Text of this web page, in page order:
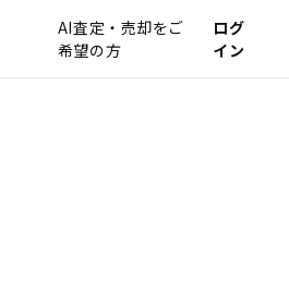
AI査定・売却をご
希望の方
ログ
イン